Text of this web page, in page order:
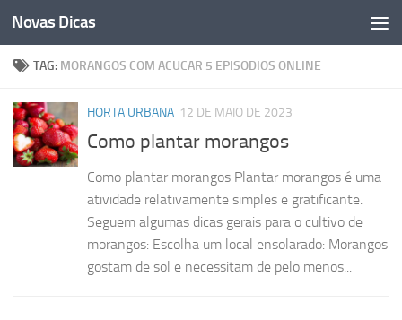
Skip to content
Novas Dicas
TAG: MORANGOS COM ACUCAR 5 EPISODIOS ONLINE
HORTA URBANA 12 DE MAIO DE 2023
Como plantar morangos
Como plantar morangos Plantar morangos é uma
atividade relativamente simples e gratificante.
Seguem algumas dicas gerais para o cultivo de
morangos: Escolha um local ensolarado: Morangos
gostam de sol e necessitam de pelo menos...